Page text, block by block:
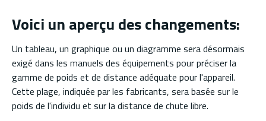
Voici un aperçu des changements:
Un tableau, un graphique ou un diagramme sera désormais
exigé dans les manuels des équipements pour préciser la
gamme de poids et de distance adéquate pour l'appareil.
Cette plage, indiquée par les fabricants, sera basée sur le
poids de l'individu et sur la distance de chute libre.